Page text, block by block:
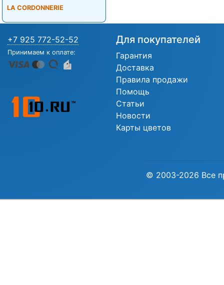
LA CORDONNERIE
+7 925 772-52-52
Принимаем к оплате:
Для покупателей
Гарантия
Доставка
Правила продажи
Помощь
Статьи
Новости
Карты цветов
© 2003-2026 Все